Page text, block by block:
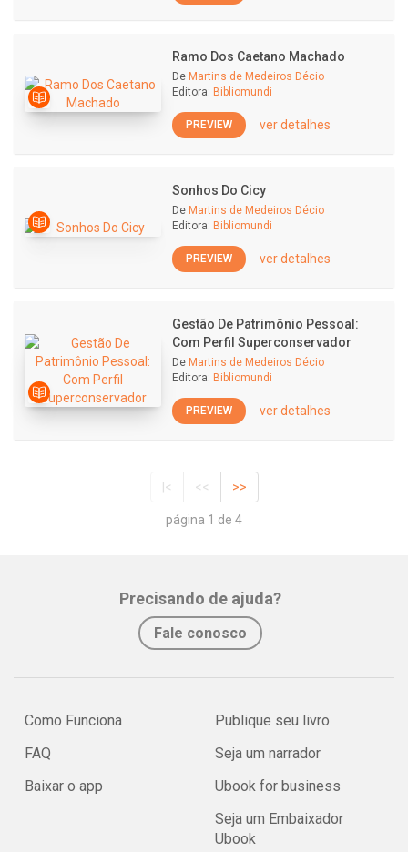
Ramo Dos Caetano Machado
De Martins de Medeiros Décio
Editora: Bibliomundi
PREVIEW ver detalhes
Sonhos Do Cicy
De Martins de Medeiros Décio
Editora: Bibliomundi
PREVIEW ver detalhes
Gestão De Patrimônio Pessoal:
Com Perfil Superconservador
De Martins de Medeiros Décio
Editora: Bibliomundi
PREVIEW ver detalhes
|< << >>
página 1 de 4
Precisando de ajuda?
Fale conosco
Como Funciona
FAQ
Baixar o app
Publique seu livro
Seja um narrador
Ubook for business
Seja um Embaixador
Ubook